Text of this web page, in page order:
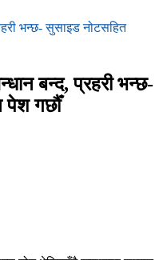
भन्छ- सुसाइड नोटसहित
बन्द, प्रहरी भन्छ-
गर्छौँ